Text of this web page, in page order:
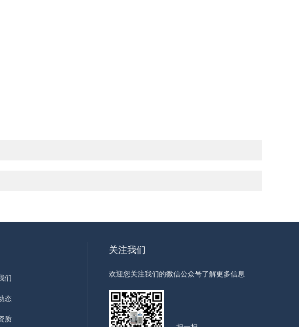
们
态
质
关注我们
欢迎您关注我们的微信公众号了解更多信息